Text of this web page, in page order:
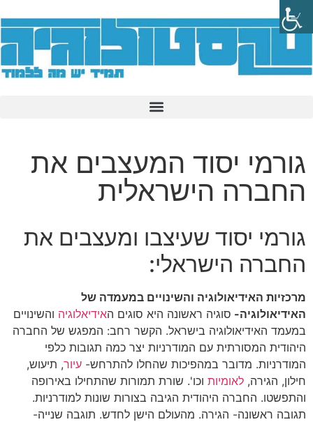
גורמי יסוד המעצבים את
החברה הישראלית
גורמי יסוד שעיצבו ומעצבים את
החברה הישראלי:
מרכזיות האידיאולוגיה והשינויים במעמדה של
האידיאולוגיה- סוגיה ראשונה היא סוגים האידיאלוגיה והשינויים
במעמד האידיאולוגיה בישראל. הקשר רחב: המפגש של החברה
היהודית המסורתית עם המודרניות יצר כמה תגובות כלפי
המודרניות. מדובר במהפיכות שהחלו להתרחש- עיור, תיעוש,
חילון, הגירה, לאומיות וכו'. שורת תמורות שהתחילו באירופה
והתפשטו. החברה היהודית הגיבה בצורות שונות למודרניות.
תגובה ראשונה- הגירה. מהעולם הישן לחדש. תוגבה שנייה-